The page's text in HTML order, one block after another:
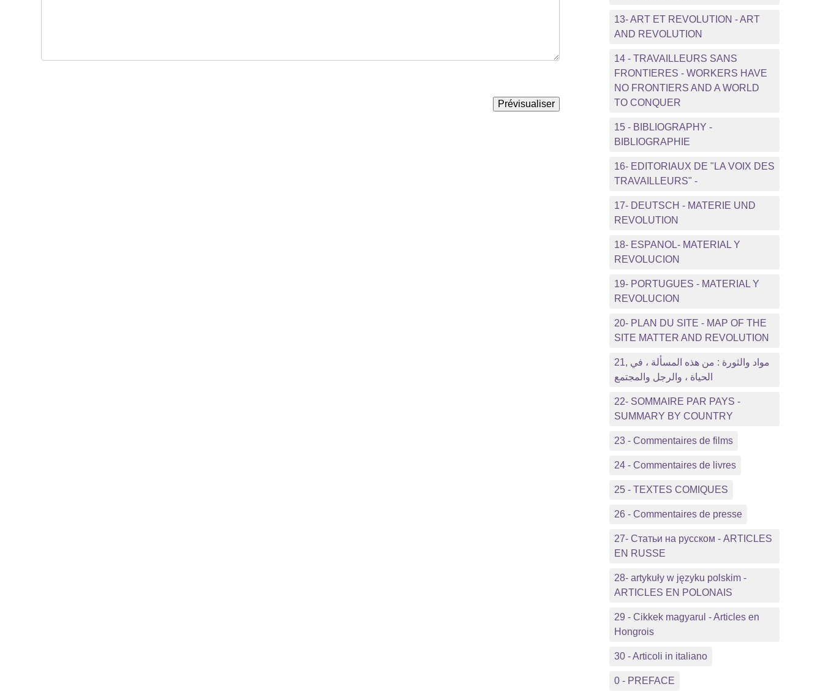
13- ART ET REVOLUTION - ART
AND REVOLUTION
14 - TRAVAILLEURS SANS
FRONTIERES - WORKERS HAVE
NO FRONTIERS AND A WORLD
TO CONQUER
15 - BIBLIOGRAPHY -
BIBLIOGRAPHIE
16- EDITORIAUX DE "LA VOIX DES
TRAVAILLEURS" -
17- DEUTSCH - MATERIE UND
REVOLUTION
18- ESPANOL- MATERIAL Y
REVOLUCION
19- PORTUGUES - MATERIAL Y
REVOLUCION
20- PLAN DU SITE - MAP OF THE
SITE MATTER AND REVOLUTION
21, مواد والثورة : من هذه المسألة ، في
الحياة ، والرجل والمجتمع
22- SOMMAIRE PAR PAYS -
SUMMARY BY COUNTRY
23 - Commentaires de films
24 - Commentaires de livres
25 - TEXTES COMIQUES
26 - Commentaires de presse
27- Статьи на русском - ARTICLES
EN RUSSE
28- artykuły w języku polskim -
ARTICLES EN POLONAIS
29 - Cikkek magyarul - Articles en
Hongrois
30 - Articoli in italiano
0 - PREFACE